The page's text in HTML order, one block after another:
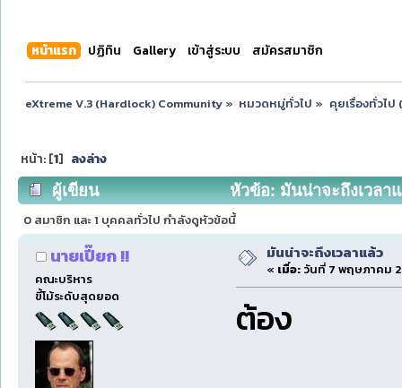
หน้าแรก ปฏิทิน Gallery เข้าสู่ระบบ สมัครสมาชิก
eXtreme V.3 (Hardlock) Community» หมวดหมู่ทั่วไป » คุยเรื่องทั่วไป
หน้า: [1] ลงล่าง
ผู้เขียน หัวข้อ: มันน่าจะถึงเวลา
0 สมาชิก และ 1 บุคคลทั่วไป กำลังดูหัวข้อนี้
นายเปี๊ยก !!
คณะบริหาร
ขี้โม้ระดับสุดยอด
มันน่าจะถึงเวลาแล้ว
« เมื่อ:วันที่ 7 พฤษภาคม
ต้อง